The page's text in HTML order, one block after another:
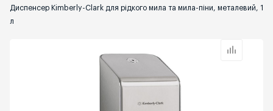
Диспенсер Kimberly-Clark для рідкого мила та мила-піни, металевий, 1
л